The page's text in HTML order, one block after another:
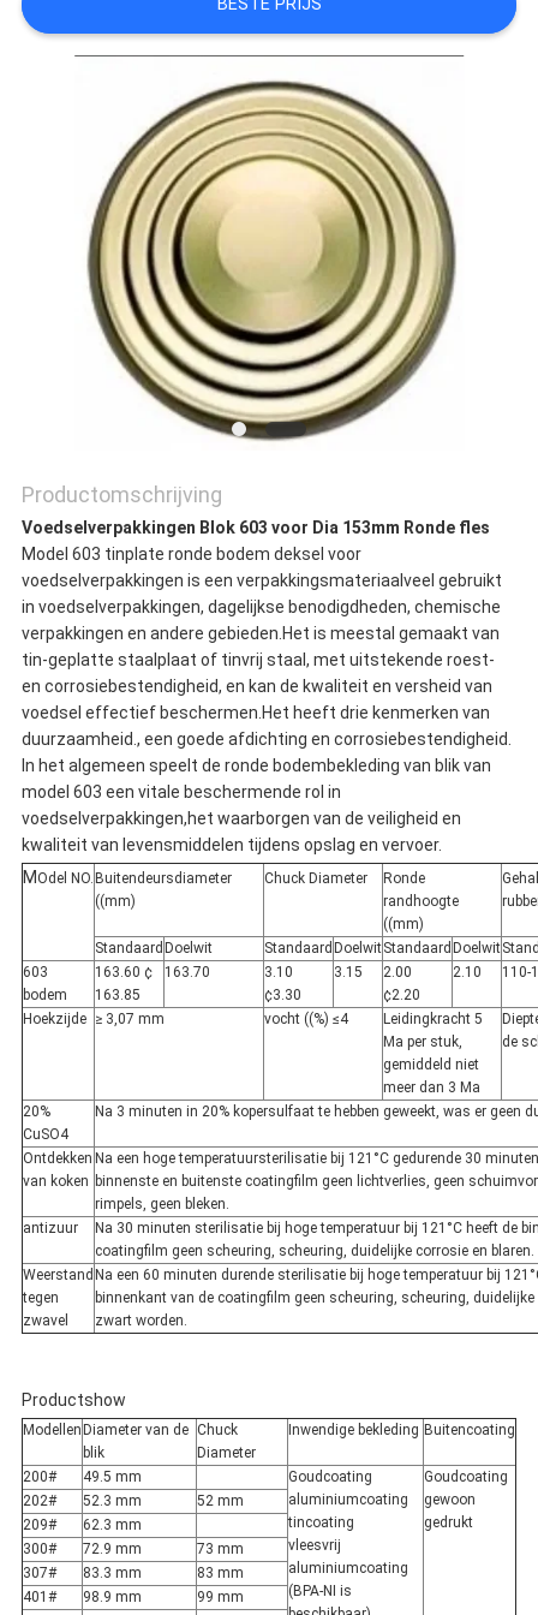
OM EEN
SITEMAP
PRIVACYBELEID
BESTE PRIJS
Productomschrijving
Voedselverpakkingen Blok 603 voor Dia 153mm Ronde fles
Model 603 tinplate ronde bodem deksel voor
voedselverpakkingen is een verpakkingsmateriaalveel gebruikt
in voedselverpakkingen, dagelijkse benodigdheden, chemische
verpakkingen en andere gebieden.Het is meestal gemaakt van
tin-geplatte staalplaat of tinvrij staal, met uitstekende roest-
en corrosiebestendigheid, en kan de kwaliteit en versheid van
voedsel effectief beschermen.Het heeft drie kenmerken van
duurzaamheid., een goede afdichting en corrosiebestendigheid.
In het algemeen speelt de ronde bodembekleding van blik van
model 603 een vitale beschermende rol in
voedselverpakkingen,het waarborgen van de veiligheid en
kwaliteit van levensmiddelen tijdens opslag en vervoer.
MOdel NO. Buitendeursdiameter
((mm)
Chuck Diameter
Ronde
randhoogte
((mm)
Standaard Doelwit Standaard DoelwitStandaard Doelwit
603
bodem
163.60 ¢
163.85
163.70
3.10
¢3.30
3.15
2.00
¢2.20
2.10 110-
Hoekzijde ≥ 3,07 mm vocht ((%) ≤4
Leidingkracht 5
Ma per stuk,
gemiddeld niet
meer dan 3 Ma
de
20%
CuSO4
Na 3 minuten in 20% kopersulfaat te hebben geweekt, was er geen
Ontdekken
van koken
Na een hoge temperatuursterilisatie bij 121°C gedurende 30
binnenste en buitenste coatingfilm geen lichtverlies, geen
rimpels, geen bleken.
antizuur
Na 30 minuten sterilisatie bij hoge temperatuur bij 121°C heeft de
coatingfilm geen scheuring, scheuring, duidelijke corrosie en blaren.
Weerstand
tegen
zwavel
Na een 60 minuten durende sterilisatie bij hoge temperatuur bij
binnenkant van de coatingfilm geen scheuring, scheuring, duidelijke
zwart worden.
Productshow
Modellen Diameter van de
blik
Chuck
Diameter
Inwendige bekleding Buitencoating
200# 49.5 mm
Goudcoating
aluminiumcoating
tincoating
vleesvrij
aluminiumcoating
(BPA-NI is
Goudcoating
gewoon
gedrukt
202# 52.3 mm
52 mm
209#
62.3 mm
300#
72.9 mm
73 mm
307#
83.3 mm
83 mm
401#
98.9 mm
99 mm